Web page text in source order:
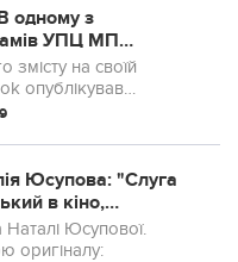
одному з
УПЦ МП
продають
змісту на своїй
опублікував
громадської
експерименту,
Юсупова: "Слуга
в кіно,
велосипеді, в
на дорогом…
Юсупової.
оригіналу: